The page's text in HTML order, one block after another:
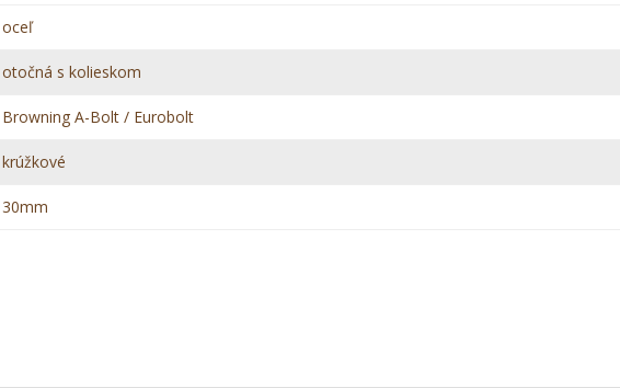
oceľ
otočná s kolieskom
Browning A-Bolt / Eurobolt
krúžkové
30mm